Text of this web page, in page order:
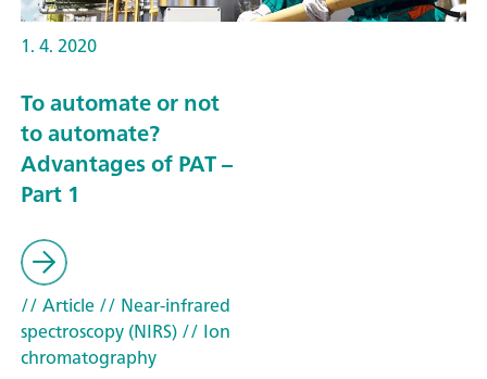
1. 4. 2020
To automate or not
to automate?
Advantages of PAT –
Part 1
// Article// Near-infrared
spectroscopy (NIRS)// Ion
chromatography